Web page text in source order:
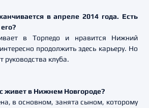
в апреле 2014 года. Есть
в Торпедо и нравится Нижний
продолжить здесь карьеру. Но
руководства клуба.
живет в Нижнем Новгороде?
в основном, занята сыном, которому